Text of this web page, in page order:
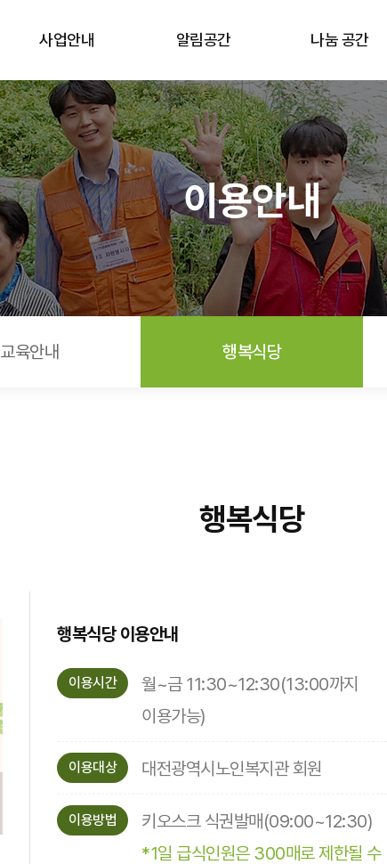
사업안내 알림공간 나눔 공간
이용안내
교육안내 행복식당
행복식당
행복식당 이용안내
이용시간
월~금 11:30~12:30(13:00까지
이용가능)
이용대상 대전광역시노인복지관 회원
이용방법
키오스크 식권발매(09:00~12:30)
*1일 급식인원은 300매로 제한될 수